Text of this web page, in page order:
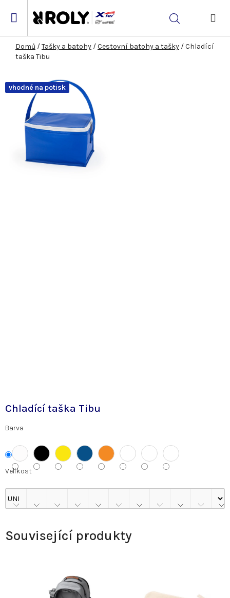
Hledat
Domů /Tašky a batohy /Cestovní batohy a tašky /Chladící
taška Tibu
Chladící taška Tibu
Barva
Velikost
vhodné na potisk
Související produkty